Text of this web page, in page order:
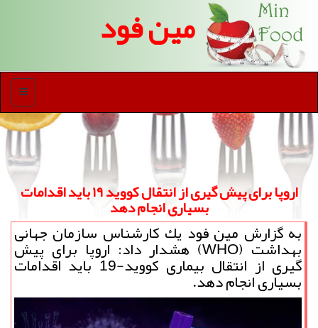
مین فود
منو
اروپا برای پیش گیری از انتقال كووید ۱۹ باید اقدامات
بسیاری انجام دهد
به گزارش مین فود یك كارشناس سازمان جهانی
بهداشت (WHO) هشدار داد: اروپا برای پیش
گیری از انتقال بیماری كووید-19 باید اقدامات
بسیاری انجام دهد.